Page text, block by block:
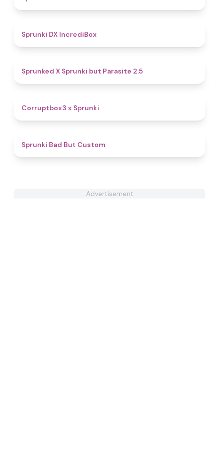
Sprunki DX IncrediBox
Sprunked X Sprunki but Parasite 2.5
Corruptbox3 x Sprunki
Sprunki Bad But Custom
Advertisement